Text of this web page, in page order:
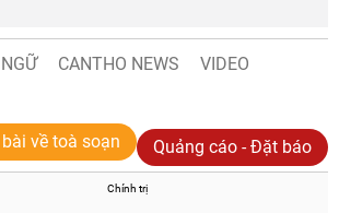
CANTHO NEWS
VIDEO
về toà soạn Quảng cáo - Đặt báo
Chính trị